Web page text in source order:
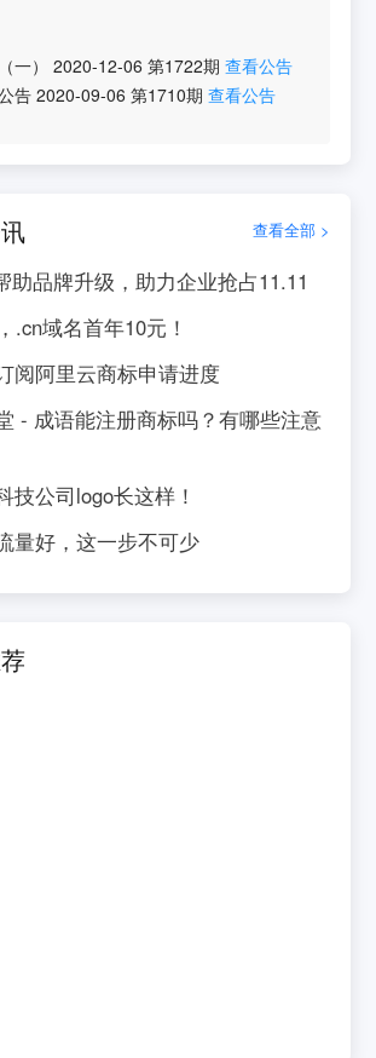
一） 2020-12-06 第1722期 查看公告
告 2020-09-06 第1710期 查看公告
查看全部 >
助品牌升级，助力企业抢占11.11
.cn域名首年10元！
阅阿里云商标申请进度
- 成语能注册商标吗？有哪些注意
技公司logo长这样！
量好，这一步不可少